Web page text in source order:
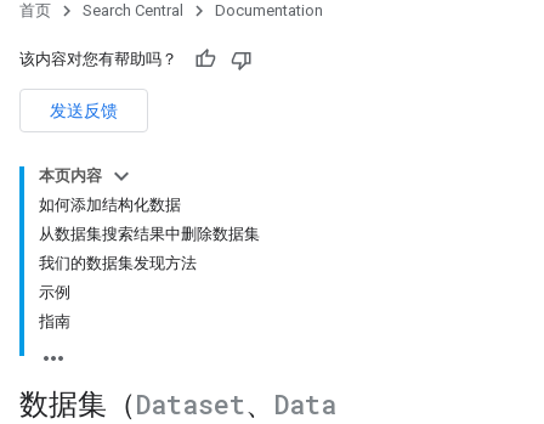
首页 Search Central Documentation
该内容对您有帮助吗？
发送反馈
本页内容
如何添加结构化数据
从数据集搜索结果中删除数据集
我们的数据集发现方法
示例
指南
数据集（Dataset、 Data